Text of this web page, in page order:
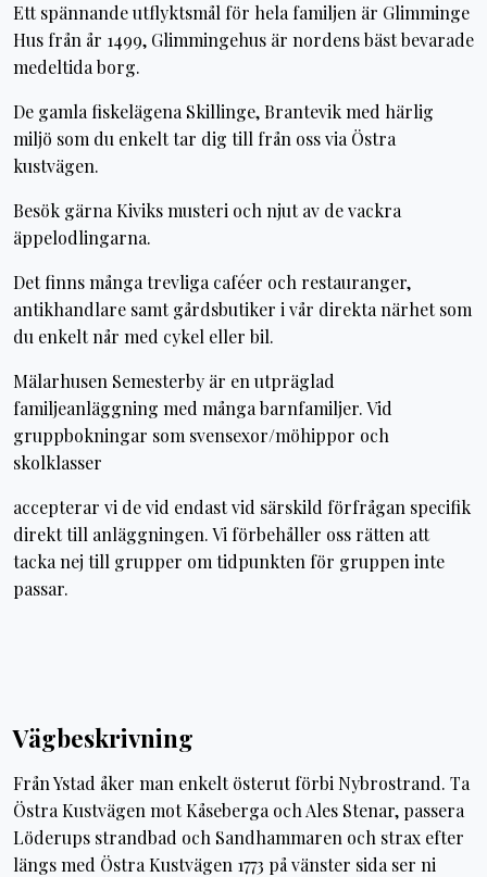
Ett spännande utflyktsmål för hela familjen är Glimminge
Hus från år 1499, Glimmingehus är nordens bäst bevarade
medeltida borg.
De gamla fiskelägena Skillinge, Brantevik med härlig
miljö som du enkelt tar dig till från oss via Östra
kustvägen.
Besök gärna Kiviks musteri och njut av de vackra
äppelodlingarna.
Det finns många trevliga caféer och restauranger,
antikhandlare samt gårdsbutiker i vår direkta närhet som
du enkelt når med cykel eller bil.
Mälarhusen Semesterby är en utpräglad
familjeanläggning med många barnfamiljer. Vid
gruppbokningar som svensexor/möhippor och
skolklasser
accepterar vi de vid endast vid särskild förfrågan specifik
direkt till anläggningen. Vi förbehåller oss rätten att
tacka nej till grupper om tidpunkten för gruppen inte
passar.
Vägbeskrivning
Från Ystad åker man enkelt österut förbi Nybrostrand. Ta
Östra Kustvägen mot Kåseberga och Ales Stenar, passera
Löderups strandbad och Sandhammaren och strax efter
längs med Östra Kustvägen 1773 på vänster sida ser ni